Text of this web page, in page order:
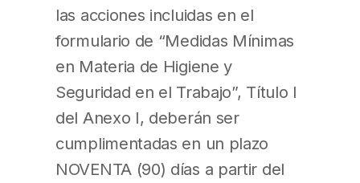
las acciones incluidas en el
formulario de “Medidas Mínimas
en Materia de Higiene y
Seguridad en el Trabajo”, Título I
del Anexo I, deberán ser
cumplimentadas en un plazo
NOVENTA (90) días a partir del